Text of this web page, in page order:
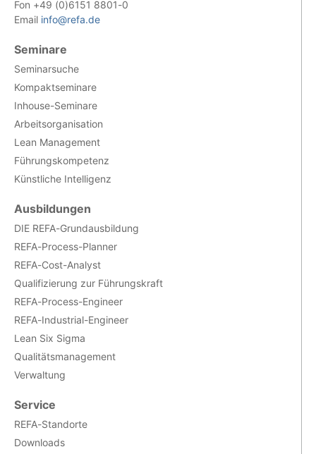
Fon +49 (0)6151 8801-0
Email info@refa.de
Seminare
Seminarsuche
Kompaktseminare
Inhouse-Seminare
Arbeitsorganisation
Lean Management
Führungskompetenz
Künstliche Intelligenz
Ausbildungen
DIE REFA-Grundausbildung
REFA-Process-Planner
REFA-Cost-Analyst
Qualifizierung zur Führungskraft
REFA-Process-Engineer
REFA-Industrial-Engineer
Lean Six Sigma
Qualitätsmanagement
Verwaltung
Service
REFA-Standorte
Downloads